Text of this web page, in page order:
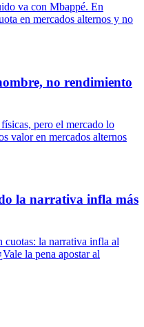
va con Mbappé. En
en mercados alternos y no
no rendimiento
pero el mercado lo
valor en mercados alternos
la narrativa infla más
cuotas: la narrativa infla al
la pena apostar al